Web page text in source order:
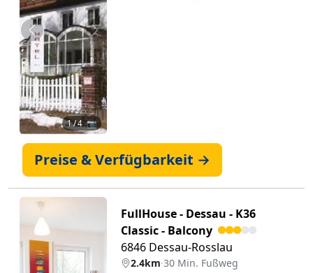
Zurück Weiter
1/ 4 📷
Preise & Verfügbarkeit →
FullHouse - Dessau - K36
Classic - Balcony
6846 Dessau-Rosslau
2.4km·30 Min. Fußweg